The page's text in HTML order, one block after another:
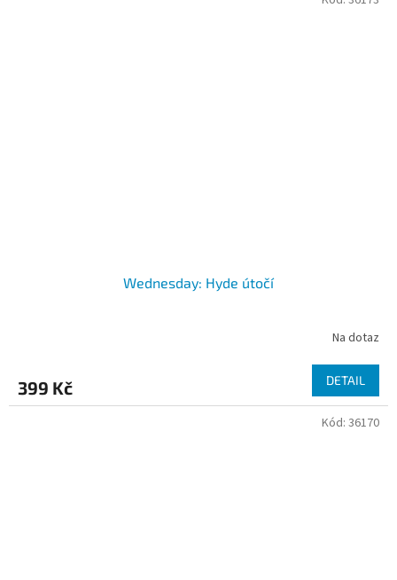
Wednesday: Hyde útočí
Na dotaz
399 Kč DETAIL
Kód: 36170